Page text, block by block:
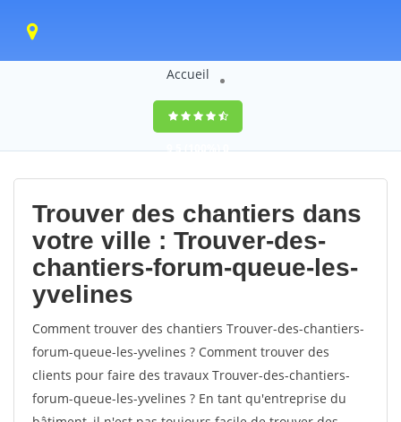
Accueil
9,5(100%)0
votes
Trouver des chantiers dans
votre ville : Trouver-des-
chantiers-forum-queue-les-
yvelines
Comment trouver des chantiers Trouver-des-chantiers-
forum-queue-les-yvelines ? Comment trouver des
clients pour faire des travaux Trouver-des-chantiers-
forum-queue-les-yvelines ? En tant qu'entreprise du